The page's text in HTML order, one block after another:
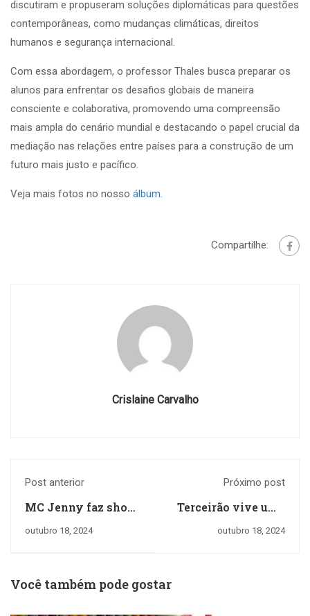
discutiram e propuseram soluções diplomáticas para questões
contemporâneas, como mudanças climáticas, direitos
humanos e segurança internacional.
Com essa abordagem, o professor Thales busca preparar os
alunos para enfrentar os desafios globais de maneira
consciente e colaborativa, promovendo uma compreensão
mais ampla do cenário mundial e destacando o papel crucial da
mediação nas relações entre países para a construção de um
futuro mais justo e pacífico.
Veja mais fotos no nosso álbum.
Compartilhe:
Crislaine Carvalho
Post anterior
MC Jenny faz show
inesquecível e
Mês das Crianças
em nossa escola
outubro 18, 2024
Próximo post
Terceirão vive uma
experiência única
outubro 18, 2024
Você também pode gostar